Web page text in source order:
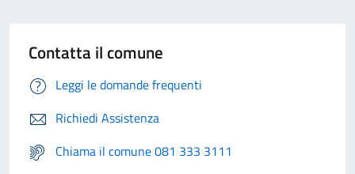
Contatta il comune
Leggi le domande frequenti
Richiedi Assistenza
Chiama il comune 081 333 3111